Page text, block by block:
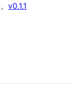
v0.1.1